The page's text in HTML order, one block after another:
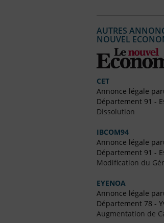
AUTRES
NOUVEL
CET
Annonce légale
Département 91 -
Dissolution
IBCOM94
Annonce légale
Département 91 -
Modification du
EYENOA
Annonce légale
Département 78 -
Augmentation de